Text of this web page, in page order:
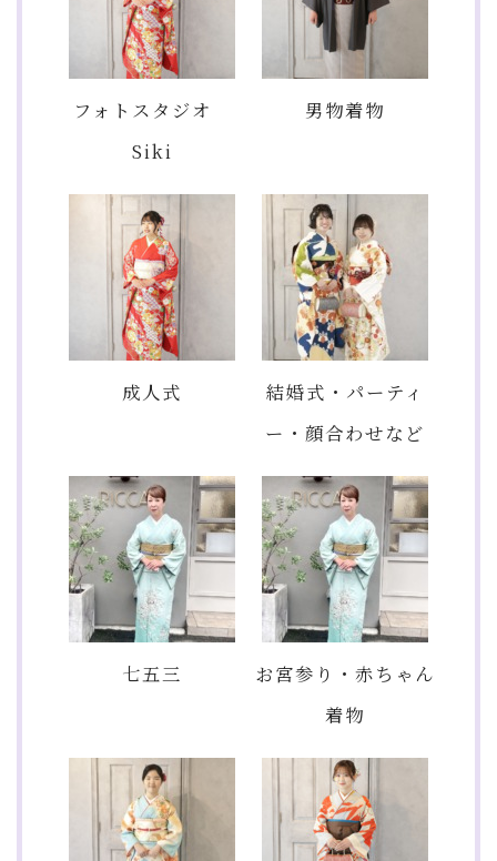
フォトスタジオ
Siki
男物着物
成人式
結婚式・パーティ
ー・顔合わせなど
七五三
お宮参り・赤ちゃん
着物